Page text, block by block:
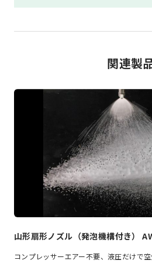
関連製
山形扇形ノズル（発泡機構付き）
コンプレッサーエアー不要、液圧だけで